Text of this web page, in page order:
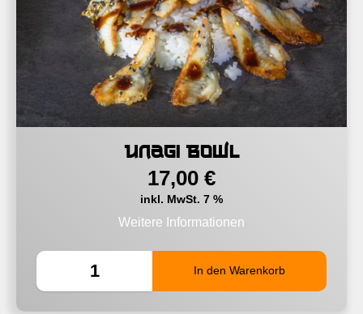
Unagi Bowl
17,00 €
inkl. MwSt. 7 %
Weitere Informationen